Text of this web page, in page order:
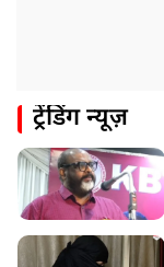
ट्रेंडिंग न्यूज़